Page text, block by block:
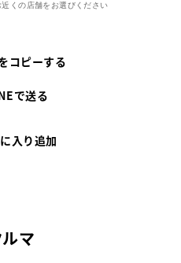
くの店舗をお選びください
コピーする
で送る
入り追加
マ